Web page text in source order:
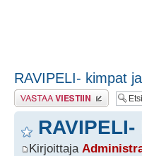
RAVIPELI- kimpat
Lähetä vastaus
Kirjoittaja